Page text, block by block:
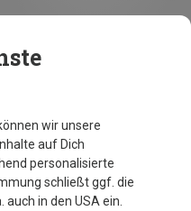
wir unsere
auf Dich
personalisierte
schließt ggf. die
in den USA ein.